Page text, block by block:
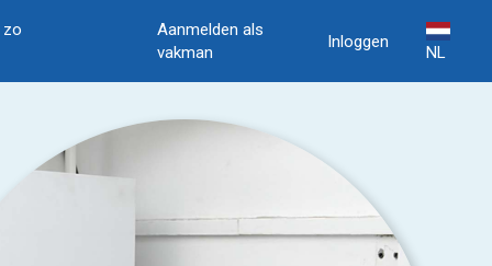
zo
Aanmelden als
vakman
Inloggen
NL